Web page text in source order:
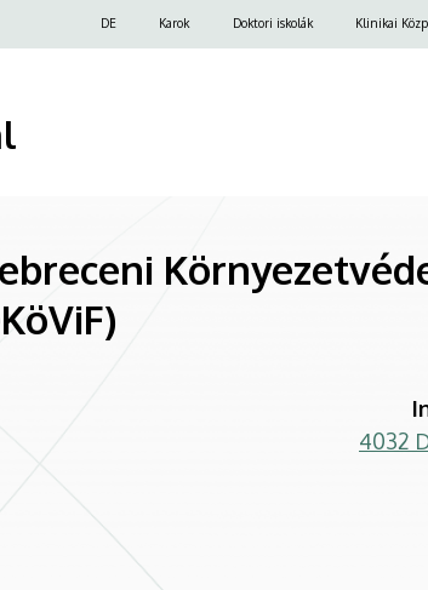
Felső
DE Karok Doktori iskolák Klinikai
4032